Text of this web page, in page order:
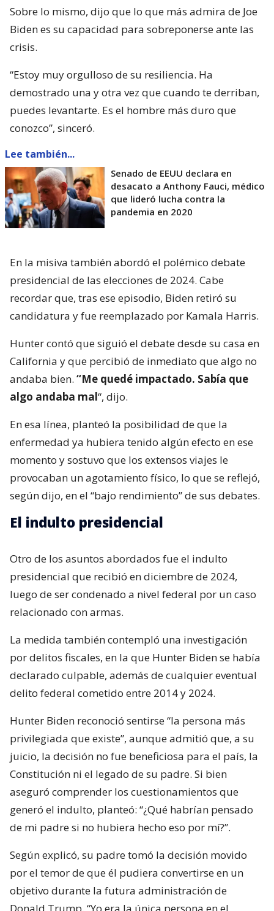
Sobre lo mismo, dijo que lo que más admira de Joe
Biden es su capacidad para sobreponerse ante las
crisis.
“Estoy muy orgulloso de su resiliencia. Ha
demostrado una y otra vez que cuando te derriban,
puedes levantarte. Es el hombre más duro que
conozco”, sinceró.
Lee también...
Senado de EEUU declara en
desacato a Anthony Fauci, médico
que lideró lucha contra la
pandemia en 2020
En la misiva también abordó el polémico debate
presidencial de las elecciones de 2024. Cabe
recordar que, tras ese episodio, Biden retiró su
candidatura y fue reemplazado por Kamala Harris.
Hunter contó que siguió el debate desde su casa en
California y que percibió de inmediato que algo no
andaba bien. “Me quedé impactado. Sabía que
algo andaba mal“, dijo.
En esa línea, planteó la posibilidad de que la
enfermedad ya hubiera tenido algún efecto en ese
momento y sostuvo que los extensos viajes le
provocaban un agotamiento físico, lo que se reflejó,
según dijo, en el “bajo rendimiento” de sus debates.
El indulto presidencial
Otro de los asuntos abordados fue el indulto
presidencial que recibió en diciembre de 2024,
luego de ser condenado a nivel federal por un caso
relacionado con armas.
La medida también contempló una investigación
por delitos fiscales, en la que Hunter Biden se había
declarado culpable, además de cualquier eventual
delito federal cometido entre 2014 y 2024.
Hunter Biden reconoció sentirse “la persona más
privilegiada que existe”, aunque admitió que, a su
juicio, la decisión no fue beneficiosa para el país, la
Constitución ni el legado de su padre. Si bien
aseguró comprender los cuestionamientos que
generó el indulto, planteó: “¿Qué habrían pensado
de mi padre si no hubiera hecho eso por mí?”.
Según explicó, su padre tomó la decisión movido
por el temor de que él pudiera convertirse en un
objetivo durante la futura administración de